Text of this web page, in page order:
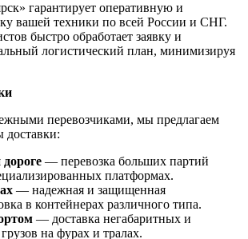
гарантирует оперативную и
вашей техники по всей России и СНГ.
быстро обработает заявку и
логистический план, минимизируя
перевозчиками, мы предлагаем
доставки:
— перевозка больших партий
платформах.
— надежная и защищенная
в контейнерах различного типа.
— доставка негабаритных и
на фурах и тралах.